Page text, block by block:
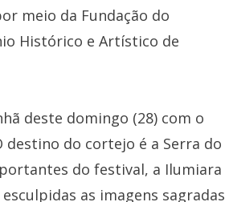
meio da Fundação do
Histórico e Artístico de
deste domingo (28) com o
destino do cortejo é a Serra do
do festival, a Ilumiara
as imagens sagradas